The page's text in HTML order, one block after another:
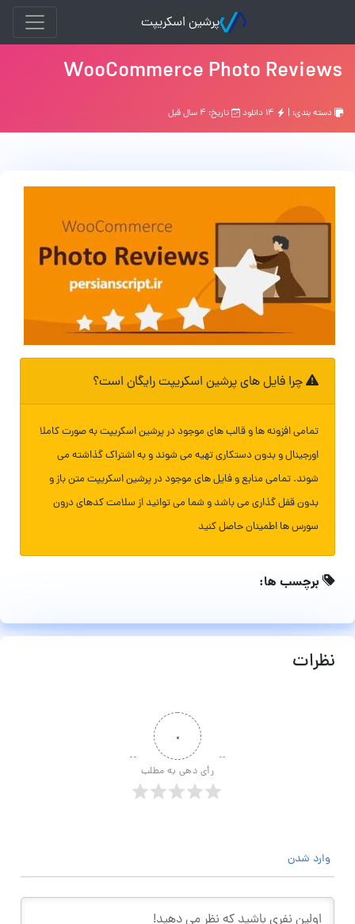
پرشین اسکریپت
WooCommerce Photo Reviews
دسته بندی: | تاریخ: ۴ سال قبل
چرا فایل های پرشین اسکریپت رایگان است؟
تمامی افزونه ها و قالب های موجود در پرشین اسکریپت به صورت کاملا
اورجینال و بدون دستکاری تهیه می شوند و به اشتراک گذاشته می
شوند. تمامی منابع و فایل های موجود در پرشین اسکریپت متن باز و
بدون قفل گذاری می باشد و شما می توانید از سلامت کدهای درون
سورس ها اطمینان حاصل کنید
برچسب ها:
نظرات
۰
رأی دهی به مطلب
وارد شدن